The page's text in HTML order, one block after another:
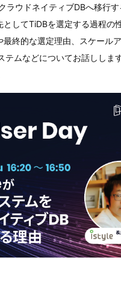
ラウドネイティブDBへ移行
してTiDBを選定する過程の
終的な選定理由、スケール
ムなどについてお話しします